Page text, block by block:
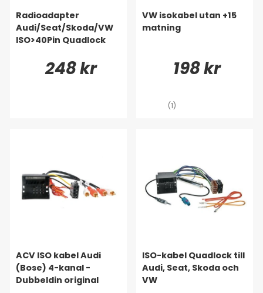
Radioadapter
Audi/Seat/Skoda/VW
ISO>40Pin Quadlock
248 kr
VW isokabel utan +15
matning
198 kr
(1)
ACV ISO kabel Audi
(Bose) 4-kanal -
Dubbeldin original
ISO-kabel Quadlock till
Audi, Seat, Skoda och
VW